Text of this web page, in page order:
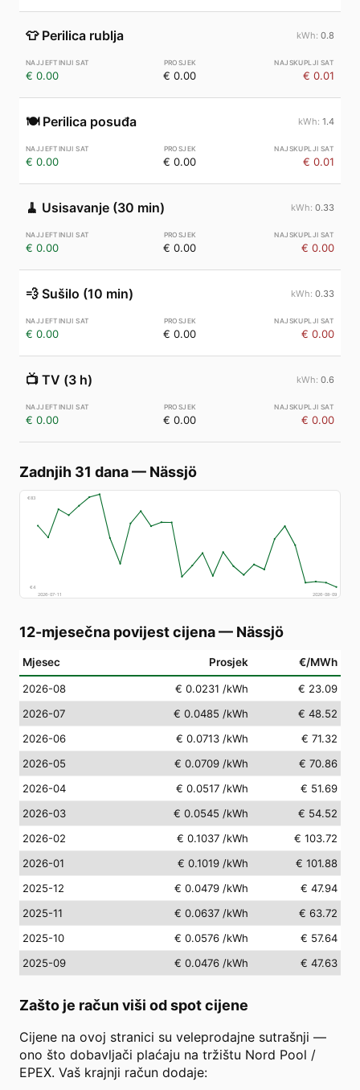
👕 Perilica rublja 0.8
€ 0.00 € 0.00 € 0.01
🍽️ Perilica posuđa 1.4
€ 0.00 € 0.00 € 0.01
🧹 Usisavanje (30 min) 0.33
€ 0.00 € 0.00 € 0.00
💨 Sušilo (10 min) 0.33
€ 0.00 € 0.00 € 0.00
📺 TV (3 h) 0.6
€ 0.00 € 0.00 € 0.00
Zadnjih 31 dana— Nässjö
€83
€4
2026-07-11
2026-08-09
12-mjesečna povijest cijena— Nässjö
Mjesec Prosjek €/MWh
2026-08 € 0.0231 /kWh
€ 23.09
2026-07
€ 0.0485 /kWh
€ 48.52
2026-06
€ 0.0713 /kWh
€ 71.32
2026-05
€ 0.0709 /kWh
€ 70.86
2026-04
€ 0.0517 /kWh
€ 51.69
2026-03
€ 0.0545 /kWh
€ 54.52
2026-02
€ 0.1037 /kWh
€ 103.72
2026-01
€ 0.1019 /kWh
€ 101.88
2025-12
€ 0.0479 /kWh
€ 47.94
2025-11
€ 0.0637 /kWh
€ 63.72
2025-10
€ 0.0576 /kWh
€ 57.64
2025-09
€ 0.0476 /kWh € 47.63
Zašto je račun viši od spot cijene
Cijene na ovoj stranici su veleprodajne sutrašnji —
ono što dobavljači plaćaju na tržištu Nord Pool /
EPEX. Vaš krajnji račun dodaje: